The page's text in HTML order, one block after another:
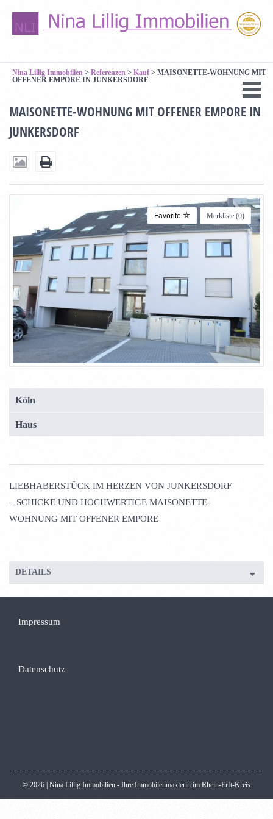
Nina Lillig Immobilien > Referenzen > Kauf > MAISONETTE-WOHNUNG MIT
OFFENER EMPORE IN JUNKERSDORF
MAISONETTE-WOHNUNG MIT OFFENER EMPORE IN
JUNKERSDORF
Merkliste (0)
Favorite
Köln
Haus
LIEBHABERSTÜCK IM HERZEN VON JUNKERSDORF
– SCHICKE UND HOCHWERTIGE MAISONETTE-
WOHNUNG MIT OFFENER EMPORE
DETAILS
Impressum
Datenschutz
© 2026 | Nina Lillig Immobilien - Ihre Immobilenmaklerin im Rhein-Erft-Kreis